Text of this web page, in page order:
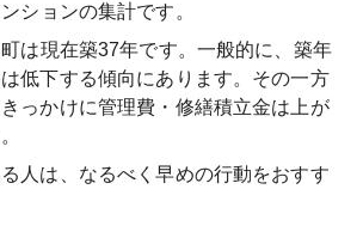
ションの集計です。
は現在築37年です。一般的に、築年
低下する傾向にあります。その一方
っかけに管理費・修繕積立金は上が
人は、なるべく早めの行動をおすす